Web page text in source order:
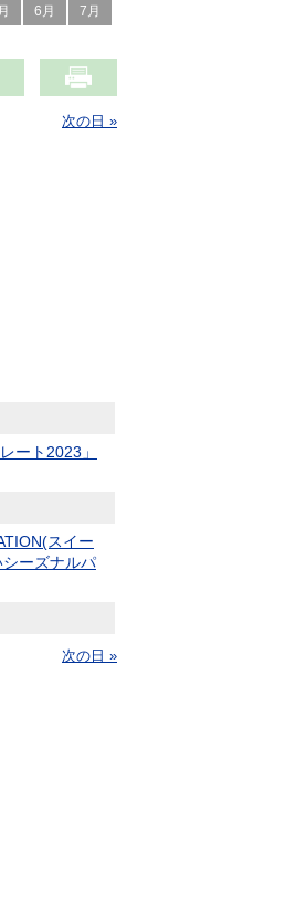
6月 7月
次の日 »
ート2023」
スイー
ーズナルパ
次の日 »